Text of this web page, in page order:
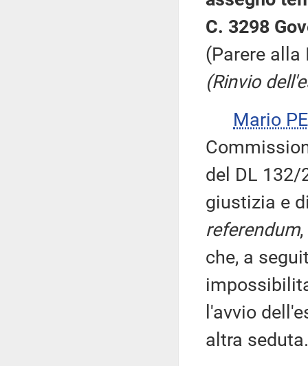
C. 3298
(Parere alla
(Rinvio
Mario
del DL
giustizia e
referendum
che, a
l'avvio
altra seduta.